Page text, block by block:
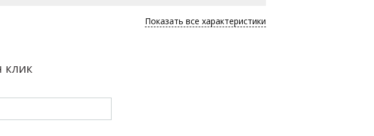
Показать все характеристики
клик